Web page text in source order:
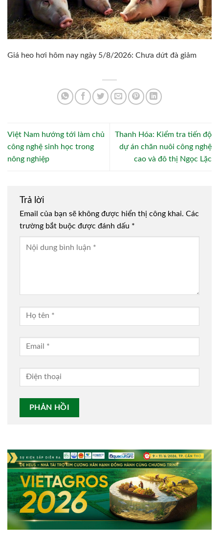
Giá heo hơi hôm nay ngày 5/8/2026: Chưa dứt đà giảm
Việt Nam hướng tới làm chủ
công nghệ sinh học trong
nông nghiệp
Thanh Hóa: Kiểm tra tiến độ
dự án chăn nuôi công nghệ
cao và đô thị Ngọc Lặc
Trả lời
Email của bạn sẽ không được hiển thị công khai. Các
trường bắt buộc được đánh dấu *